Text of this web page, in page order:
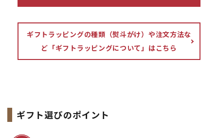
ギフトラッピングの種類（熨斗がけ）や注文方法な
ど「ギフトラッピングについて」はこちら
ギフト選びのポイント